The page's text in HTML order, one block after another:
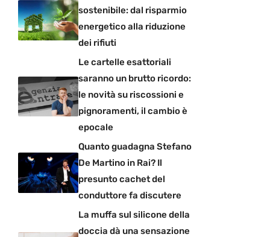
sostenibile: dal risparmio
energetico alla riduzione
dei rifiuti
Le cartelle esattoriali
saranno un brutto ricordo:
le novità su riscossioni e
pignoramenti, il cambio è
epocale
Quanto guadagna Stefano
De Martino in Rai? Il
presunto cachet del
conduttore fa discutere
La muffa sul silicone della
doccia dà una sensazione